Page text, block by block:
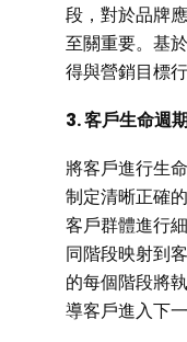
段，對於品牌
至關重要。基
得與營銷目標
3. 客戶生命週
將客戶進行生
制定清晰正確
客戶群體進行
同階段映射到
的每個階段將
導客戶進入下一